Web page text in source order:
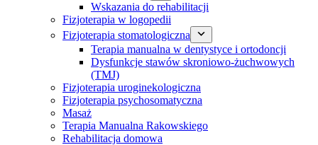
Wskazania do rehabilitacji
Fizjoterapia w logopedii
Fizjoterapia stomatologiczna
Terapia manualna w dentystyce i ortodoncji
Dysfunkcje stawów skroniowo-żuchwowych
(TMJ)
Fizjoterapia uroginekologiczna
Fizjoterapia psychosomatyczna
Masaż
Terapia Manualna Rakowskiego
Rehabilitacja domowa